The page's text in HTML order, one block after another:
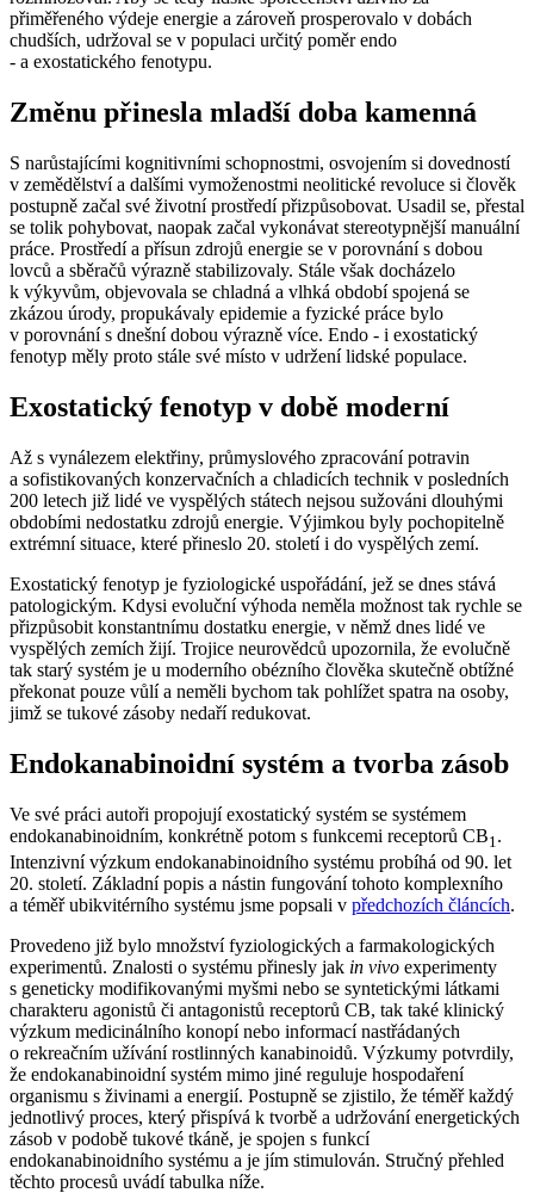
přiměřeného výdeje energie a zároveň prosperovalo v dobách
chudších, udržoval se v populaci určitý poměr endo
-⁠ a exostatického fenotypu.
Změnu přinesla mladší doba kamenná
S narůstajícími kognitivními schopnostmi, osvojením si dovedností
v zemědělství a dalšími vymoženostmi neolitické revoluce si člověk
postupně začal své životní prostředí přizpůsobovat. Usadil se, přestal
se tolik pohybovat, naopak začal vykonávat stereotypnější manuální
práce. Prostředí a přísun zdrojů energie se v porovnání s dobou
lovců a sběračů výrazně stabilizovaly. Stále však docházelo
k výkyvům, objevovala se chladná a vlhká období spojená se
zkázou úrody, propukávaly epidemie a fyzické práce bylo
v porovnání s dnešní dobou výrazně více. Endo -⁠ i exostatický
fenotyp měly proto stále své místo v udržení lidské populace.
Exostatický fenotyp v době moderní
Až s vynálezem elektřiny, průmyslového zpracování potravin
a sofistikovaných konzervačních a chladicích technik v posledních
200 letech již lidé ve vyspělých státech nejsou sužováni dlouhými
obdobími nedostatku zdrojů energie. Výjimkou byly pochopitelně
extrémní situace, které přineslo 20. století i do vyspělých zemí.
Exostatický fenotyp je fyziologické uspořádání, jež se dnes stává
patologickým. Kdysi evoluční výhoda neměla možnost tak rychle se
přizpůsobit konstantnímu dostatku energie, v němž dnes lidé ve
vyspělých zemích žijí. Trojice neurovědců upozornila, že evolučně
tak starý systém je u moderního obézního člověka skutečně obtížné
překonat pouze vůlí a neměli bychom tak pohlížet spatra na osoby,
jimž se tukové zásoby nedaří redukovat.
Endokanabinoidní systém a tvorba zásob
Ve své práci autoři propojují exostatický systém se systémem
endokanabinoidním, konkrétně potom s funkcemi receptorů CB1 .
Intenzivní výzkum endokanabinoidního systému probíhá od 90. let
20. století. Základní popis a nástin fungování tohoto komplexního
a téměř ubikvitérního systému jsme popsali v předchozích článcích.
Provedeno již bylo množství fyziologických a farmakologických
experimentů. Znalosti o systému přinesly jak in vivo experimenty
s geneticky modifikovanými myšmi nebo se syntetickými látkami
charakteru agonistů či antagonistů receptorů CB, tak také klinický
výzkum medicinálního konopí nebo informací nastřádaných
o rekreačním užívání rostlinných kanabinoidů. Výzkumy potvrdily,
že endokanabinoidní systém mimo jiné reguluje hospodaření
organismu s živinami a energií. Postupně se zjistilo, že téměř každý
jednotlivý proces, který přispívá k tvorbě a udržování energetických
zásob v podobě tukové tkáně, je spojen s funkcí
endokanabinoidního systému a je jím stimulován. Stručný přehled
těchto procesů uvádí tabulka níže.